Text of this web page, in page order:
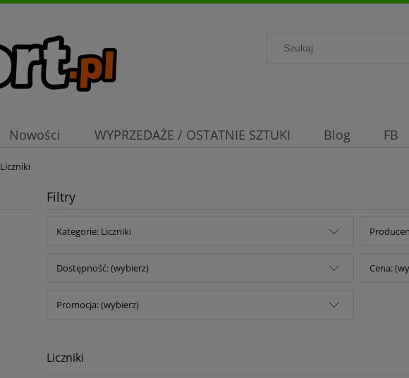
Nowości WYPRZEDAŻE / OSTATNIE SZTUKI Blog FB
Liczniki
Filtry
Kategorie: Liczniki
Dostępność: (wybierz) Cena:
Promocja: (wybierz)
Liczniki